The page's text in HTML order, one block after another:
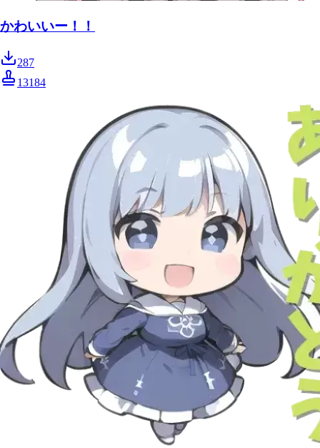
かわいいー！！
287
13184